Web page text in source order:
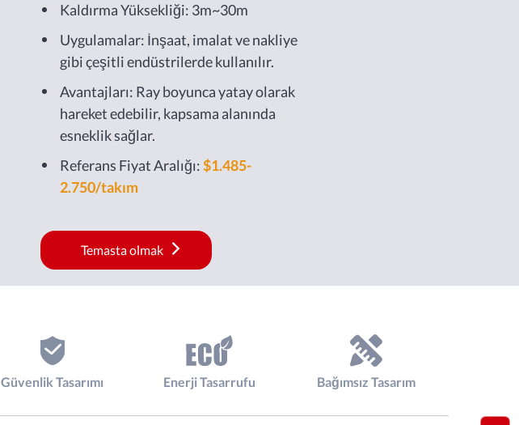
Kaldırma Yüksekliği: 3m~30m
Uygulamalar: İnşaat, imalat ve nakliye
gibi çeşitli endüstrilerde kullanılır.
Avantajları: Ray boyunca yatay olarak
hareket edebilir, kapsama alanında
esneklik sağlar.
Referans Fiyat Aralığı:$1.485-
2.750/takım
Temasta olmak
Güvenlik Tasarımı Enerji Tasarrufu Bağımsız Tasarım